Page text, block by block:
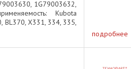
1G79003632,
Kubota
BL370, X331, 334, 335,
E50, ...
подробнее